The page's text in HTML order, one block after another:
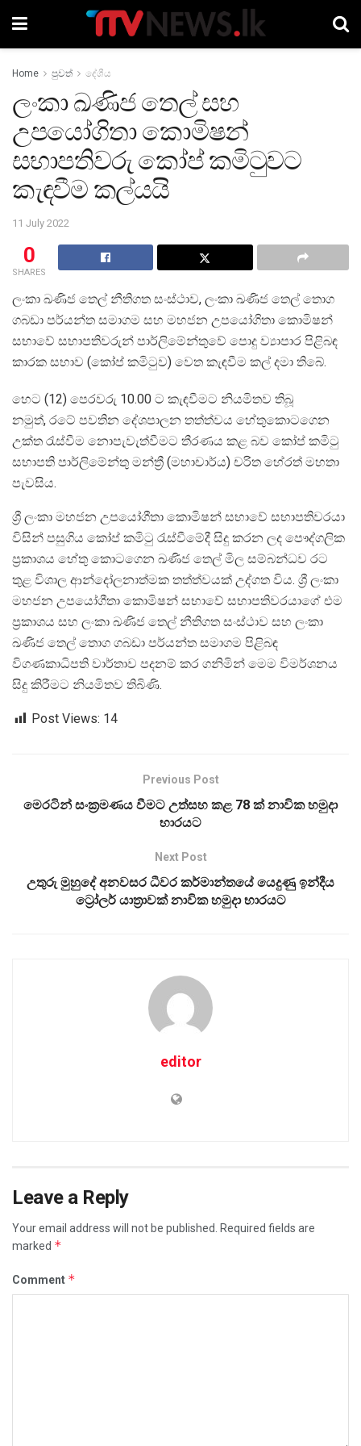
Home පුවත් දේශීය
ලංකා ඛණිජ තෙල් සහ
උපයෝගිතා කොමිෂන්
සභාපතිවරු කෝප් කමිටුවට
කැඳවීම කල්යයි
11 July 2022
0
SHARES
ලංකා ඛණිජ තෙල් නීතිගත සංස්ථාව, ලංකා ඛණිජ තෙල් තොග
ගබඩා පර්යන්ත සමාගම සහ මහජන උපයෝගිතා කොමිෂන්
සභාවේ සභාපතිවරුන් පාර්ලිමේන්තුවේ පොදු ව්‍යාපාර පිළිබඳ
කාරක සභාව (කෝප් කමිටුව) වෙත කැඳවීම කල් දමා තිබේ.
හෙට (12) පෙරවරු 10.00 ට කැඳවීමට නියමිතව තිබූ
නමුත්, රටේ පවතින ‍දේශපාලන තත්ත්වය හේතුකොටගෙන
උක්ත රැස්වීම නොපැවැත්වීමට තීරණය කළ බව කෝප් කමිටු
සභාපති පාර්ලිමේන්තු මන්ත්‍රී (මහාචාර්ය) චරිත හේරත් මහතා
පැවසිය.
ශ්‍රී ලංකා මහජන උපයෝගීතා කොමිෂන් සභාවේ සභාපතිවරයා
විසින් පසුගිය කෝප් කමිටු රැස්වීමේදී සිදු කරන ලද පෞද්ගලික
ප්‍රකාශය හේතු කොටගෙන ඛණිජ තෙල් මිල සම්බන්ධව රට
තුළ විශාල ආන්දෝලනාත්මක තත්ත්වයක් උද්ගත විය. ශ්‍රී ලංකා
මහජන උපයෝගීතා කොමිෂන් සභාවේ සභාපතිවරයාගේ එම
ප්‍රකාශය සහ ලංකා ඛණිජ තෙල් නීතිගත සංස්ථාව සහ ලංකා
ඛණිජ තෙල් තොග ගබඩා පර්යන්ත සමාගම පිළිබඳ
විගණකාධිපති වාර්තාව පදනම් කර ගනිමින් මෙම විමර්ශනය
සිදු කිරීමට නියමිතව තිබිණි.
Post Views: 14
Previous Post
මෙරටින් සංක්‍රමණය වීමට උත්සහ කළ 78 ක් නාවික හමුදා
භාරයට
Next Post
උතුරු මුහුදේ අනවසර ධීවර කර්මාන්තයේ යෙදුණු ඉන්දීය
ට්‍රෝලර් යාත්‍රාවක් නාවික හමුදා භාරයට
editor
Leave a Reply
Your email address will not be published.
Required fields are
marked *
Comment *